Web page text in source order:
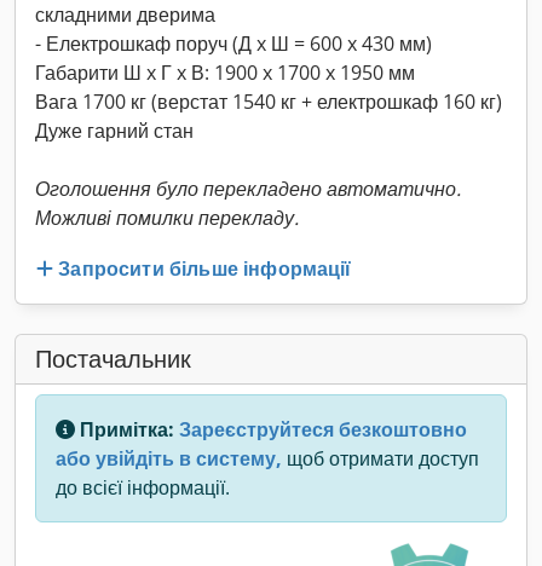
складними дверима
- Електрошкаф поруч (Д x Ш = 600 x 430 мм)
Габарити Ш x Г x В: 1900 x 1700 x 1950 мм
Вага 1700 кг (верстат 1540 кг + електрошкаф 160 кг)
Дуже гарний стан
Оголошення було перекладено автоматично.
Можливі помилки перекладу.
Запросити більше інформації
Постачальник
Примітка: Зареєструйтеся безкоштовно
або увійдіть в систему, щоб отримати доступ
до всієї інформації.